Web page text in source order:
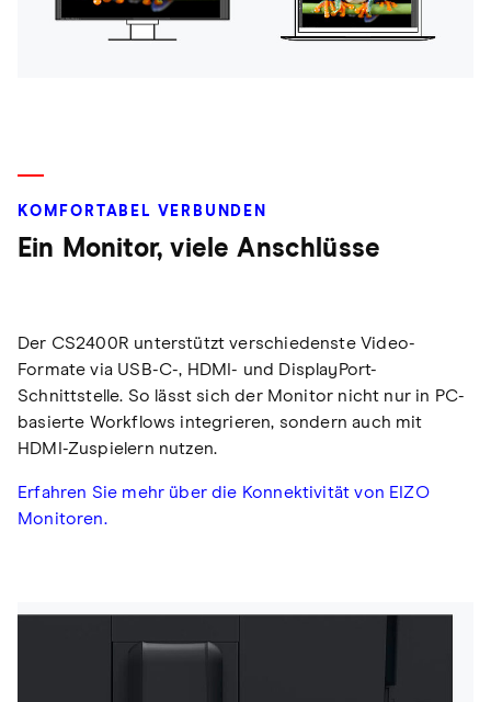
KOMFORTABEL VERBUNDEN
Ein Monitor, viele Anschlüsse
Der CS2400R unterstützt verschiedenste Video-
Formate via USB-C-, HDMI- und DisplayPort-
Schnittstelle. So lässt sich der Monitor nicht nur in PC-
basierte Workflows integrieren, sondern auch mit
HDMI-Zuspielern nutzen.
Erfahren Sie mehr über die Konnektivität von EIZO
Monitoren.